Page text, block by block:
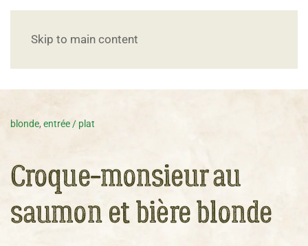
Skip to main content
blonde, entrée / plat
Croque-monsieur au
saumon et bière blonde